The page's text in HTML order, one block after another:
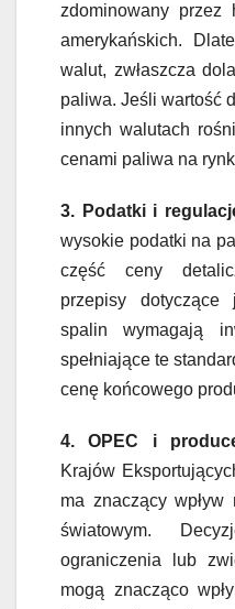
zdominowany
amerykańskich.
walut, zwłaszcza
paliwa. Jeśli wartość
innych walutach
cenami paliwa na
3. Podatki i
wysokie podatki na
część ceny
przepisy
spalin wymagają
spełniające te
cenę końcowego
4. OPEC i
Krajów
ma znaczący
światowym.
ograniczenia lub
mogą znacząco